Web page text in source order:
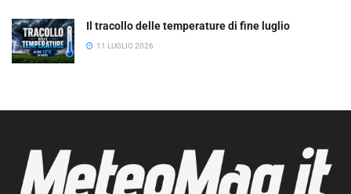
Il tracollo delle temperature di fine luglio
11 LUGLIO 2026